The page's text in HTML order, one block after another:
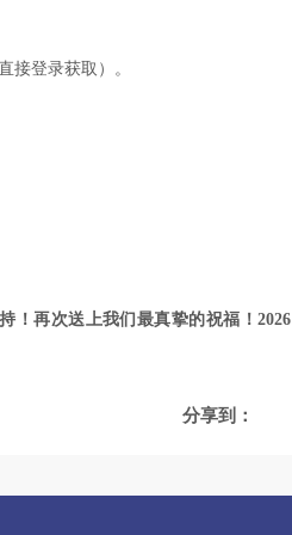
接登录获取）。
！再次送上我们最真挚的祝福！2026
分享到：